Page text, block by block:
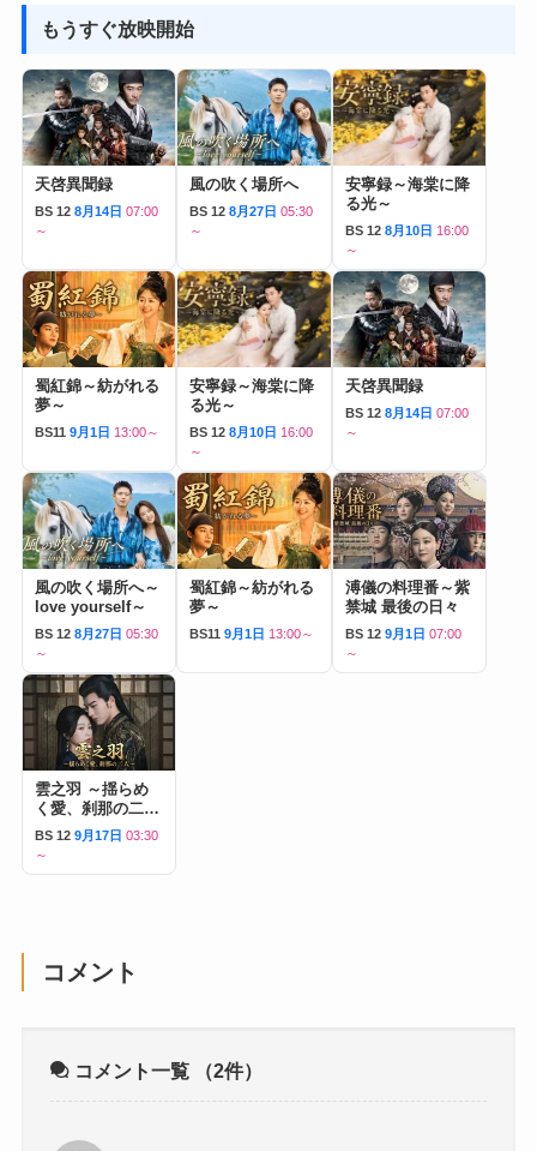
もうすぐ放映開始
天啓異聞録
BS 12 8月14日 07:00
～
風の吹く場所へ
BS 12 8月27日 05:30
～
安寧録～海棠に降
る光～
BS 12 8月10日 16:00
～
蜀紅錦～紡がれる
夢～
BS11 9月1日 13:00～
安寧録～海棠に降
る光～
BS 12 8月10日 16:00
～
天啓異聞録
BS 12 8月14日 07:00
～
風の吹く場所へ～
love yourself～
BS 12 8月27日 05:30
～
蜀紅錦～紡がれる
夢～
BS11 9月1日 13:00～
溥儀の料理番～紫
禁城 最後の日々
BS 12 9月1日 07:00
～
雲之羽 ～揺らめ
く愛、刹那の二人
～
BS 12 9月17日 03:30
～
コメント
コメント一覧 （2件）